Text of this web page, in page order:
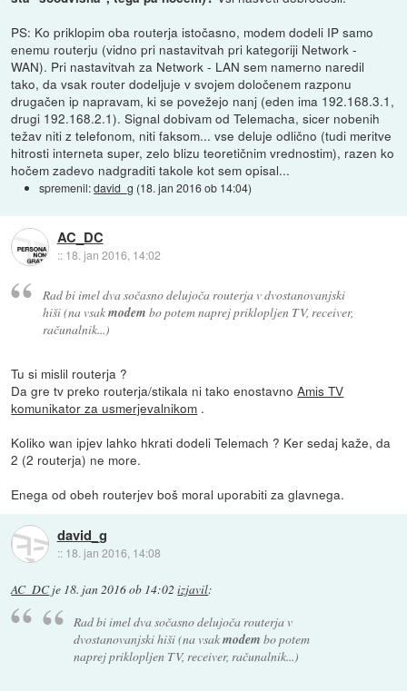
PS: Ko priklopim oba routerja istočasno, modem dodeli IP samo
enemu routerju (vidno pri nastavitvah pri kategoriji Network -
WAN). Pri nastavitvah za Network - LAN sem namerno naredil
tako, da vsak router dodeljuje v svojem določenem razponu
drugačen ip napravam, ki se povežejo nanj (eden ima 192.168.3.1,
drugi 192.168.2.1). Signal dobivam od Telemacha, sicer nobenih
težav niti z telefonom, niti faksom... vse deluje odlično (tudi meritve
hitrosti interneta super, zelo blizu teoretičnim vrednostim), razen ko
hočem zadevo nadgraditi takole kot sem opisal...
spremenil:david_g (18. jan 2016 ob 14:04)
AC_DC
:: 18. jan 2016, 14:02
Rad bi imel dva sočasno delujoča routerja v dvostanovanjski
hiši (na vsakmodem bo potem naprej priklopljen TV, receiver,
računalnik...)
Tu si mislil routerja ?
Da gre tv preko routerja/stikala ni tako enostavnoAmis TV
komunikator za usmerjevalnikom .
Koliko wan ipjev lahko hkrati dodeli Telemach ? Ker sedaj kaže, da
2 (2 routerja) ne more.
Enega od obeh routerjev boš moral uporabiti za glavnega.
david_g
:: 18. jan 2016, 14:08
AC_DCje 18. jan 2016 ob 14:02 izjavil:
Rad bi imel dva sočasno delujoča routerja v
dvostanovanjski hiši (na vsakmodem bo potem
naprej priklopljen TV, receiver, računalnik...)